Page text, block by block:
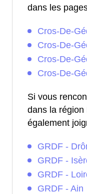
dans les
Cros-De-
Cros-De-
Cros-De-
Cros-De-
Si vous
dans la région
également
GRDF -
GRDF -
GRDF -
GRDF - Ain